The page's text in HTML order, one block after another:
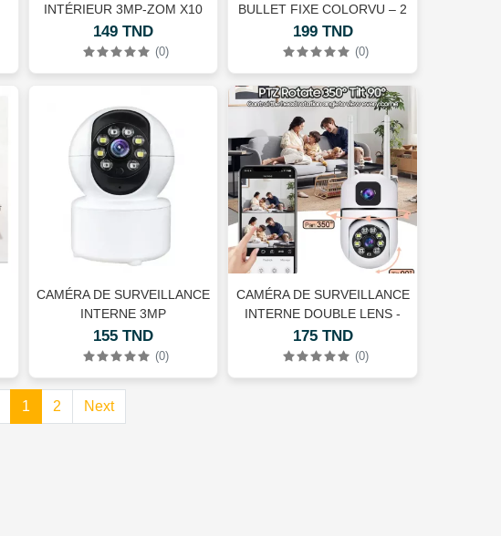
INTÉRIEUR 3MP-ZOM X10
149 TND
(0)
BULLET FIXE COLORVU – 2
MP | DS-2CE12DF0T-F
199 TND
(0)
CAMÉRA DE SURVEILLANCE
INTERNE 3MP
155 TND
(0)
CAMÉRA DE SURVEILLANCE
INTERNE DOUBLE LENS -
HY80007A-4MP
175 TND
(0)
1 (current)
2 (current)
Next